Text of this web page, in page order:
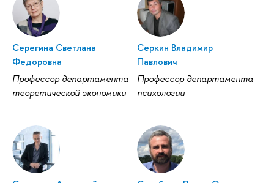
Серегина Светлана
Федоровна
Профессор департамента
теоретической экономики
Серкин Владимир
Павлович
Профессор департамента
психологии